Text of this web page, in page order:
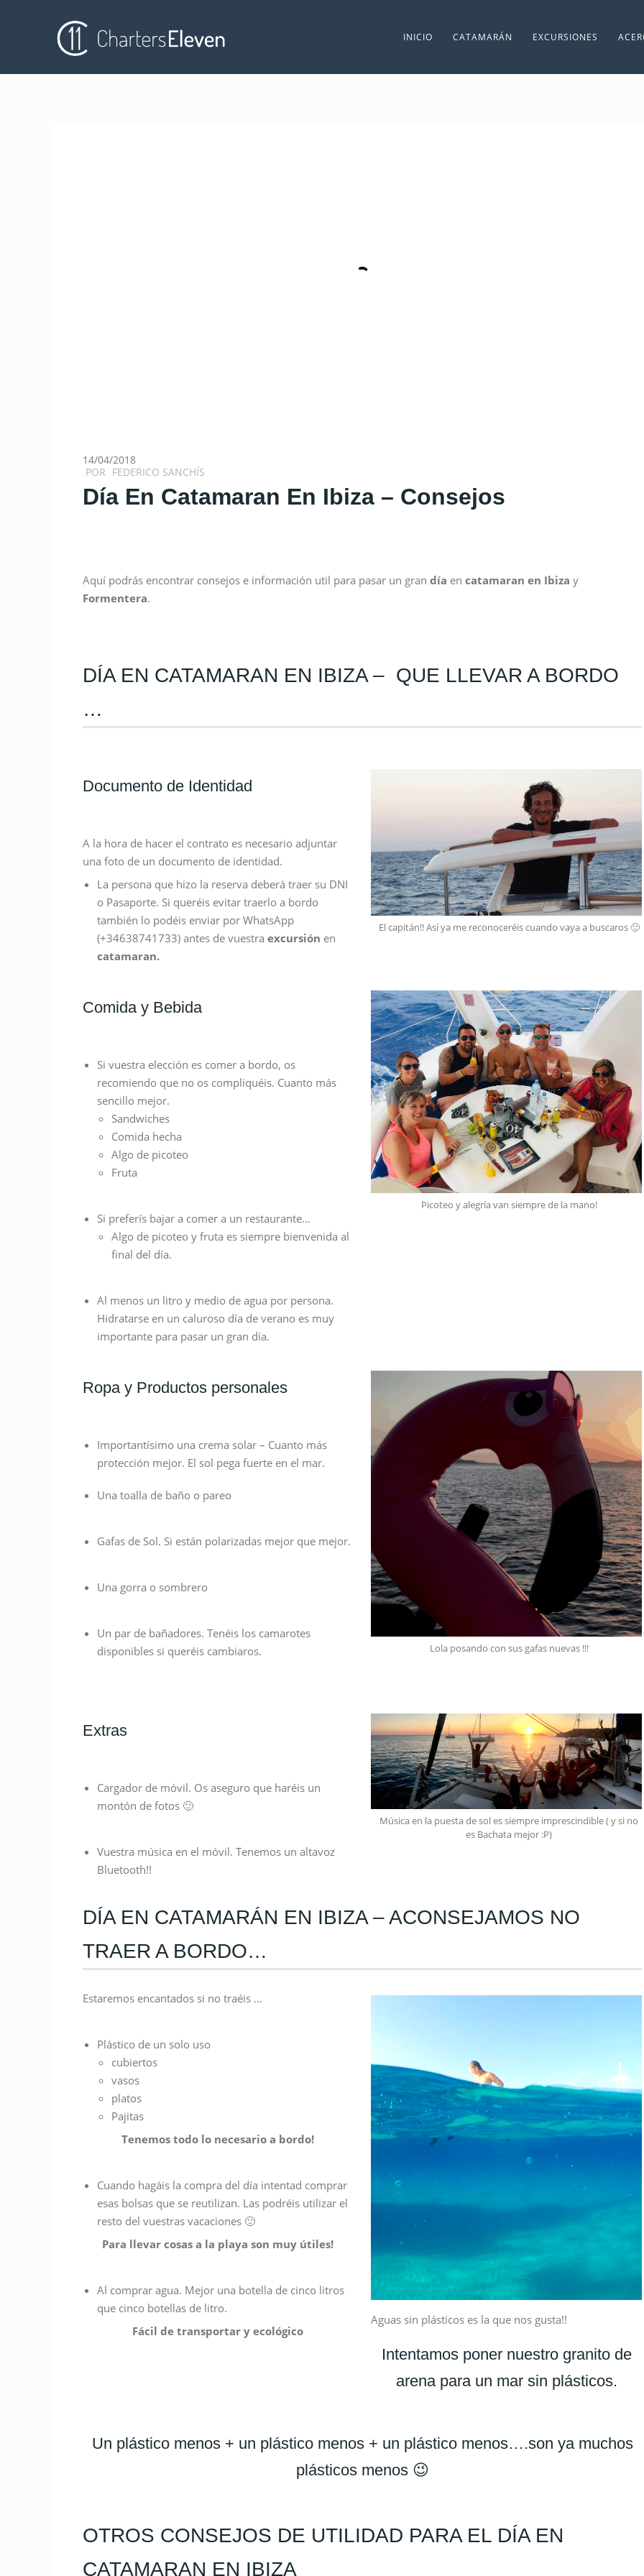
INICIO CATAMARÁN EXCURSIONES
14/04/2018
POR FEDERICO SANCHÍS
Día En Catamaran En Ibiza – Consejos
Aquí podrás encontrar consejos e información util para pasar un grandía encatamaran en Ibiza y
Formentera.
DÍA EN CATAMARAN EN IBIZA – QUE LLEVAR A BORDO
…
Documento de Identidad
A la hora de hacer el contrato es necesario adjuntar
una foto de un documento de identidad.
La persona que hizo la reserva deberá traer su DNI
o Pasaporte. Si queréis evitar traerlo a bordo
también lo podéis enviar por WhatsApp
(+34638741733) antes de vuestraexcursión en
catamaran.
El capitán!! Así ya me reconoceréis cuando vaya a buscaros 🙂
Comida y Bebida
Si vuestra elección es comer a bordo, os
recomiendo que no os compliquéis. Cuanto más
sencillo mejor.
Sandwiches
Comida hecha
Algo de picoteo
Fruta
Si preferís bajar a comer a un restaurante…
Algo de picoteo y fruta es siempre bienvenida al
final del día.
Al menos un litro y medio de agua por persona.
Hidratarse en un caluroso día de verano es muy
importante para pasar un gran día.
Picoteo y alegría van siempre de la mano!
Ropa y Productos personales
Importantísimo una crema solar – Cuanto más
protección mejor. El sol pega fuerte en el mar.
Una toalla de baño o pareo
Gafas de Sol. Si están polarizadas mejor que mejor.
Una gorra o sombrero
Un par de bañadores. Tenéis los camarotes
disponibles si queréis cambiaros.
Lola posando con sus gafas nuevas !!!
Extras
Cargador de móvil. Os aseguro que haréis un
montón de fotos 🙂
Vuestra música en el móvil. Tenemos un altavoz
Bluetooth!!
Música en la puesta de sol es siempre imprescindible ( y si no
es Bachata mejor :P)
DÍA EN CATAMARÁN EN IBIZA – ACONSEJAMOS NO
TRAER A BORDO…
Estaremos encantados si no traéis …
Plástico de un solo uso
cubiertos
vasos
platos
Pajitas
Tenemos todo lo necesario a bordo!
Cuando hagáis la compra del día intentad comprar
esas bolsas que se reutilizan. Las podréis utilizar el
resto del vuestras vacaciones 🙂
Para llevar cosas a la playa son muy útiles!
Al comprar agua. Mejor una botella de cinco litros
que cinco botellas de litro.
Fácil de transportar y ecológico
Aguas sin plásticos es la que nos gusta!!
Intentamos poner nuestro granito de
arena para un mar sin plásticos.
Un plástico menos + un plástico menos + un plástico menos….son ya muchos
plásticos menos 😉
OTROS CONSEJOS DE UTILIDAD PARA EL DÍA EN
CATAMARAN EN IBIZA